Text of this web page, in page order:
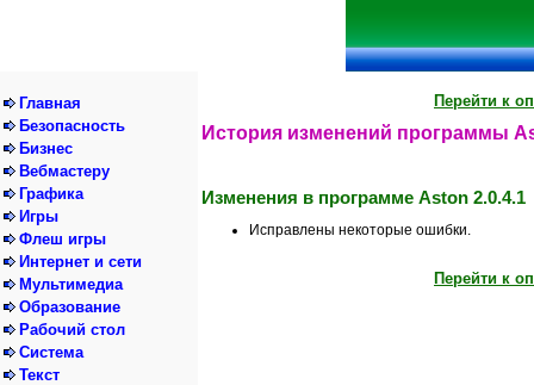
Главная
Безопасность
Бизнес
Вебмастеру
Графика
Игры
Флеш игры
Интернет и сети
Мультимедиа
Образование
Рабочий стол
Система
Текст
Перейти к
История изменений программы
Изменения в программе Aston 2.0.4.1
Исправлены некоторые ошибки.
Перейти к